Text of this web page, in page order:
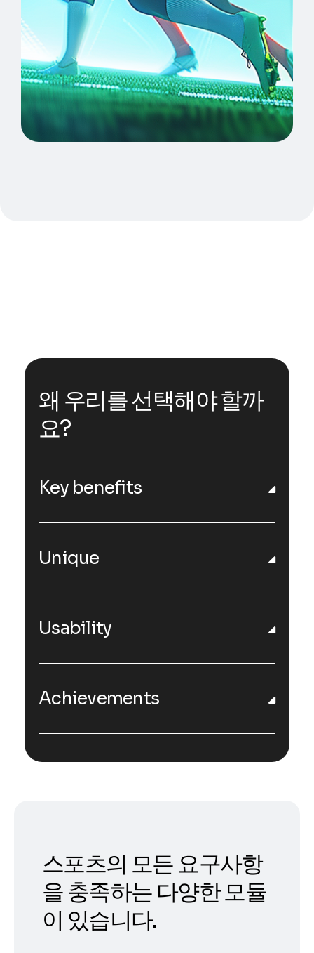
왜 우리를 선택해야 할까
요?
Key benefits
Unique
Usability
Achievements
스포츠의 모든 요구사항
을 충족하는 다양한 모듈
이 있습니다.